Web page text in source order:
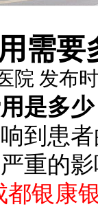
需要
院 发布
是多少
到患
重的
都银康